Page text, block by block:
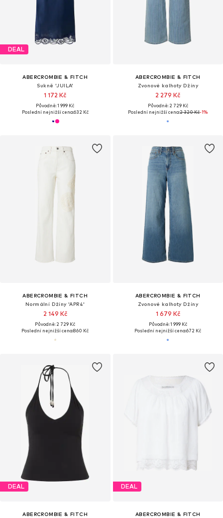
DEAL
ABERCROMBIE & FITCH
Sukně 'JUILA'
1 172 Kč
Původně: 1 999 Kč
Poslední nejnižší cena:632 Kč
ABERCROMBIE & FITCH
Zvonové kalhoty Džíny
2 279 Kč
Původně: 2 729 Kč
Poslední nejnižší cena:2 320 Kč-1%
ABERCROMBIE & FITCH
Normální Džíny 'APR4'
2 149 Kč
Původně: 2 729 Kč
Poslední nejnižší cena:860 Kč
ABERCROMBIE & FITCH
Zvonové kalhoty Džíny
1 679 Kč
Původně: 1 999 Kč
Poslední nejnižší cena:672 Kč
DEAL
ABERCROMBIE & FITCH
DEAL
ABERCROMBIE & FITCH